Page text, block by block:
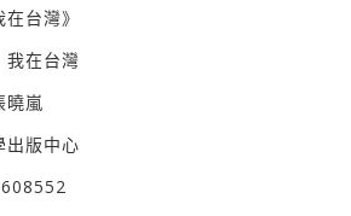
台灣》
我在台灣
曉嵐
出版中心